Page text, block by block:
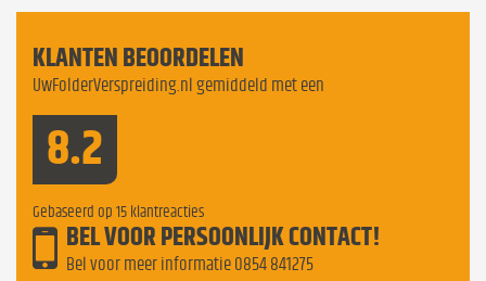
KLANTEN BEOORDELEN
UwFolderVerspreiding.nl gemiddeld met een
8.2
Gebaseerd op 15 klantreacties
BEL VOOR PERSOONLIJK CONTACT!
Bel voor meer informatie 0854 841275